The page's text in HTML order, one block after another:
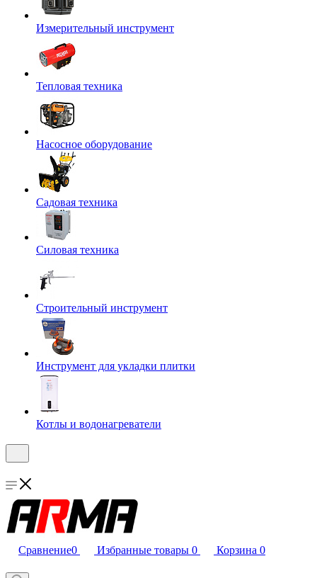
Измерительный инструмент
Тепловая техника
Насосное оборудование
Садовая техника
Силовая техника
Строительный инструмент
Инструмент для укладки плитки
Котлы и водонагреватели
Сравнение0 Избранные товары 0 Корзина 0